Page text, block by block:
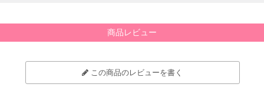
商品レビュー
この商品のレビューを書く